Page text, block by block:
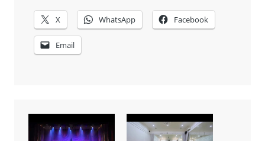
X WhatsApp Facebook
Email